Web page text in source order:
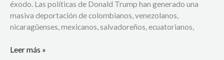
éxodo. Las políticas de Donald Trump han generado una
masiva deportación de colombianos, venezolanos,
nicaragüenses, mexicanos, salvadoreños, ecuatorianos,
Leer más »